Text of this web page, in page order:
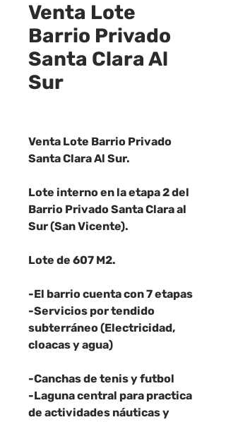
Venta Lote
Barrio Privado
Santa Clara Al
Sur
Venta Lote Barrio Privado
Santa Clara Al Sur.
Lote interno en la etapa 2 del
Barrio Privado Santa Clara al
Sur (San Vicente).
Lote de 607 M2.
-El barrio cuenta con 7 etapas
-Servicios por tendido
subterráneo (Electricidad,
cloacas y agua)
-Canchas de tenis y futbol
-Laguna central para practica
de actividades náuticas y